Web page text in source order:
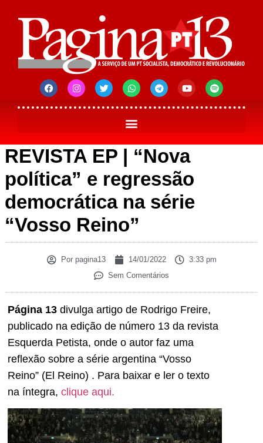
REVISTA EP | “Nova
política” e regressão
democrática na série
“Vosso Reino”
Porpagina13 14/01/2022
3:33 pm
Sem Comentários
Página 13 divulga artigo de Rodrigo Freire,
publicado na edição de número 13 da revista
Esquerda Petista, onde o autor faz uma
reflexão sobre a série argentina “Vosso
Reino” (El Reino) . Para baixar e ler o texto
na íntegra, clique aqui.